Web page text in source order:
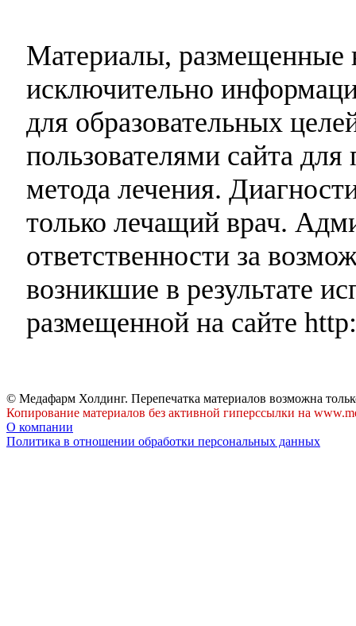
Материалы, размещенные
исключительно
для образовательных
пользователями сайта
метода лечения.
только лечащий врач.
ответственности за
возникшие в результате
размещенной на сайте
© Медафарм Холдинг. Перепечатка материалов возможна
Копирование материалов без активной гиперссылки на
О компании
Политика в отношении обработки персональных данных